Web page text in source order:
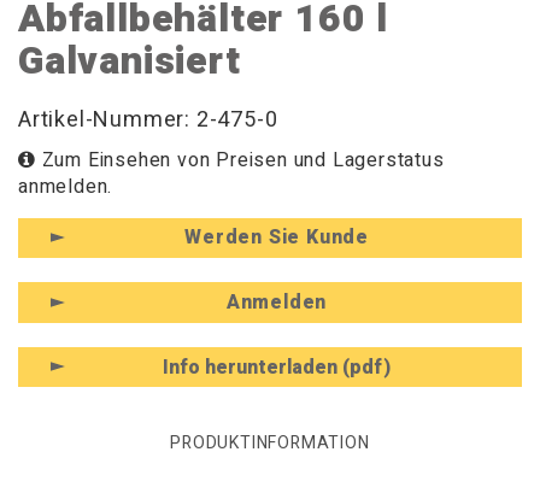
Abfallbehälter 160 l
Galvanisiert
Artikel-Nummer: 2-475-0
Zum Einsehen von Preisen und Lagerstatus
anmelden.
Werden Sie Kunde
Anmelden
Info herunterladen (pdf)
PRODUKTINFORMATION